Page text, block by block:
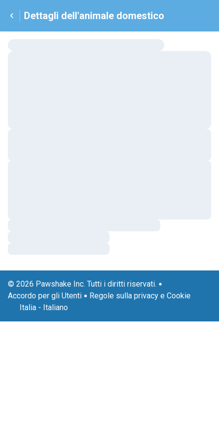
Dettagli dell'animale domestico
© 2026 Pawshake Inc. Tutti i diritti riservati.
Accordo per gli Utenti
Regole sulla privacy e Cookie
Italia - Italiano